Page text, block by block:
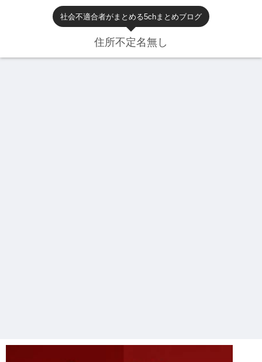
社会不適合者がまとめる5chまとめブログ
住所不定名無し